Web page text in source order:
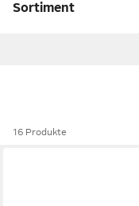
Sortiment
16 Produkte